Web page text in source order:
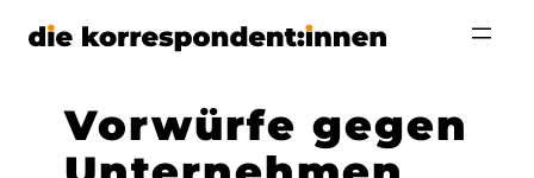
Zum
Vorwürfe gegen